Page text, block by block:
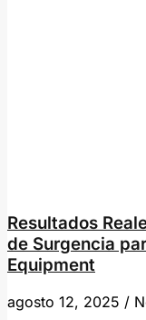
Resultados
de Surgencia
Equipment
agosto 12, 2025